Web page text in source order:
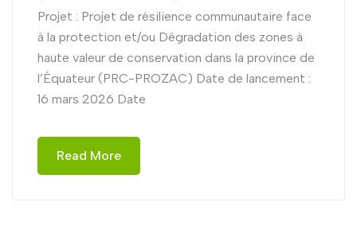
Projet : Projet de résilience communautaire face
à la protection et/ou Dégradation des zones à
haute valeur de conservation dans la province de
l’Équateur (PRC-PROZAC) Date de lancement :
16 mars 2026 Date
Read More